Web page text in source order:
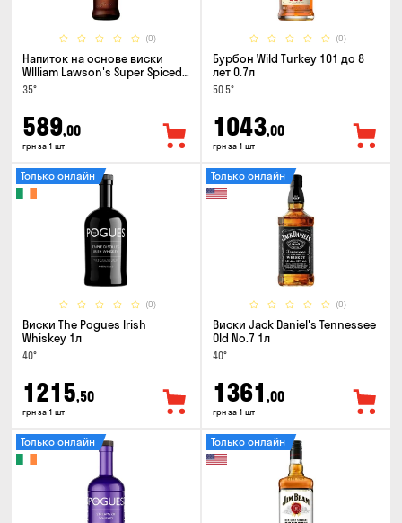
(0)
Напиток на основе виски
WIlliam Lawson's Super Spiced
3 года 0.7л
35°
589,00
грн за 1 шт
(0)
Бурбон Wild Turkey 101 до 8
лет 0.7л
50.5°
1043,00
грн за 1 шт
(0)
Только онлайн
Виски The Pogues Irish
Whiskey 1л
40°
1215,50
грн за 1 шт
(0)
Только онлайн
Виски Jack Daniel's Tennessee
Old No.7 1л
40°
1361 ,00
грн за 1 шт
Только онлайн Только онлайн